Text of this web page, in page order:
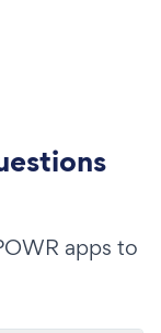
apps to